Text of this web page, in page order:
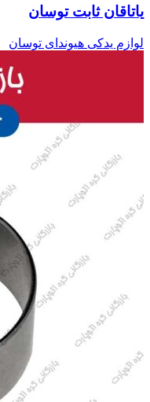
یاتاقان ثابت توسان
لوازم یدکی هیوندای توسان